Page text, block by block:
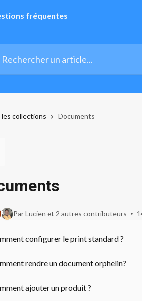
collections Documents
Par Lucien et 2 autres contributeurs
configurer le print standard ?
rendre un document orphelin?
ajouter un produit ?